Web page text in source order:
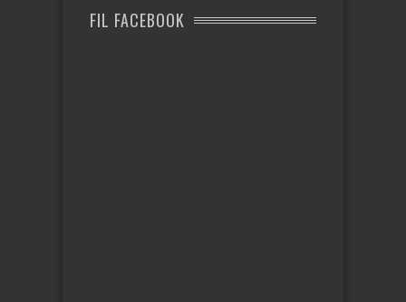
FIL FACEBOOK